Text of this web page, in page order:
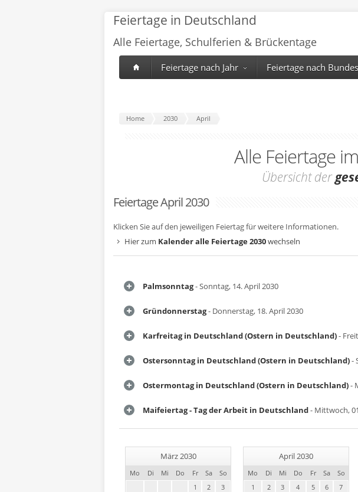
Feiertage in Deutschland
Alle Feiertage, Schulferien & Brückentage
Feiertage nach Jahr Feiertage nach
Home 2030 April
Alle Feiertage im
Übersicht der
Feiertage April 2030
Klicken Sie auf den jeweiligen Feiertag für weitere Informationen.
Hier zum Kalender alle Feiertage 2030wechseln
Palmsonntag- Sonntag, 14. April 2030
Gründonnerstag- Donnerstag, 18. April 2030
Karfreitag in Deutschland (Ostern in Deutschland)-
Ostersonntag in Deutschland (Ostern in Deutschland)-
Ostermontag in Deutschland (Ostern in Deutschland)-
Maifeiertag - Tag der Arbeit in Deutschland- Mittwoch,
März 2030
Mo Di Mi Do Fr Sa
So
1
2
3
April 2030
Mo Di Mi Do Fr Sa
So
1
2 3 4 5 6
7